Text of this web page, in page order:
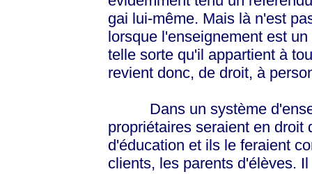
gai lui-même. Mais là n'est
lorsque l'enseignement est
telle sorte qu'il appartient à
revient donc, de droit, à
Dans un système
propriétaires seraient en droit
d'éducation et ils le feraient
clients, les parents d'élèves.